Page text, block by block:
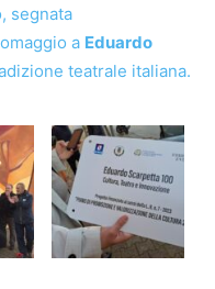
segnata
a Eduardo
teatrale italiana.